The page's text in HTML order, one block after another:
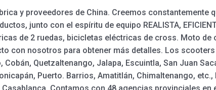
y proveedores de China. Creemos constantemente
junto con el espíritu de equipo REALISTA,
de 2 ruedas, bicicletas eléctricas de cross. Moto de
con nosotros para obtener más detalles. Los
Quetzaltenango, Jalapa, Escuintla, San Juan
Puerto. Barrios, Amatitlán, Chimaltenango,